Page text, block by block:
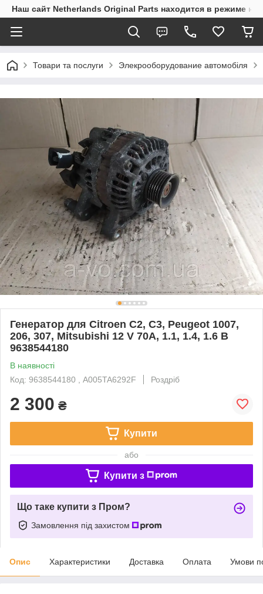
Наш сайт Netherlands Original Parts находится в режиме
Товари та послуги Элекрооборудование автомобіля
Генератор для Citroen C2, C3, Peugeot 1007,
206, 307, Mitsubishi 12 V 70A, 1.1, 1.4, 1.6 B
9638544180
В наявності
Код: 9638544180 , A005TA6292F
Роздріб
2 300 ₴
Купити
або
Купити з
Що таке купити з Пром?
Замовлення під захистом
Опис Характеристики Доставка Оплата Умови